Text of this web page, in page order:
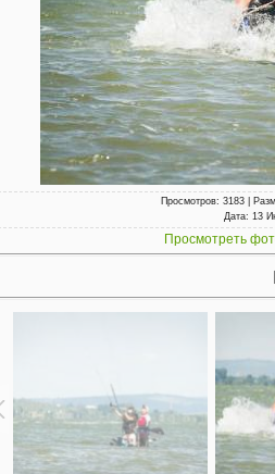
Просмотров: 3183 |
Дата: 13
Просмотреть